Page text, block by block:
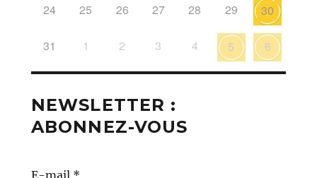
24 25 26 27 28 29 30
31 1 2 3 4 5 6
NEWSLETTER :
ABONNEZ-VOUS